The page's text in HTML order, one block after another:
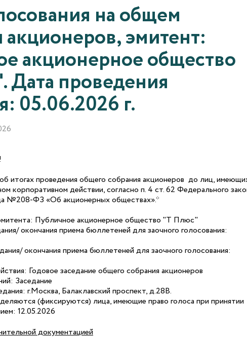
на общем
акционеров, эмитент:
акционерное общество
проведения
05.06.2026 г.
итогах проведения общего собрания акционеров до лиц,
корпоративном действии, согласно п. 4 ст. 62 Федерального
№208-ФЗ «Об акционерных обществах».*
Публичное акционерное общество "Т Плюс"
окончания приема бюллетеней для заочного голосования:
окончания приема бюллетеней для заочного голосования:
Годовое заседание общего собрания акционеров
Заседание
г.Москва, Балаклавский проспект, д.28В.
(фиксируются) лица, имеющие право голоса при принятии
12.05.2026
документацией